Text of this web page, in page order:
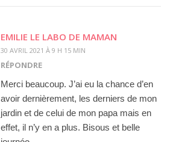
EMILIE LE LABO DE MAMAN
30 AVRIL 2021 À 9 H 15 MIN
RÉPONDRE
Merci beaucoup. J’ai eu la chance d’en
avoir dernièrement, les derniers de mon
jardin et de celui de mon papa mais en
effet, il n’y en a plus. Bisous et belle